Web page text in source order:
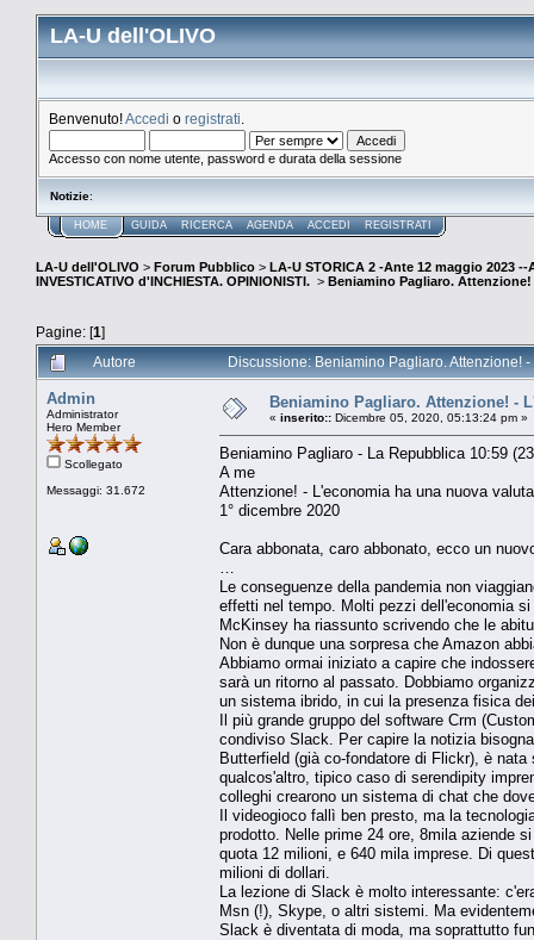
LA-U dell'OLIVO
Benvenuto!Accedi o registrati
Accesso con nome utente, password e durata della sessione
Notizie:
HOME GUIDA RICERCA AGENDA ACCEDI REGISTRATI
LA-U dell'OLIVO > Forum Pubblico > LA-U STORICA 2 -Ante 12 maggio 2023 --
INVESTICATIVO d'INCHIESTA. OPINIONISTI. > Beniamino Pagliaro.
Pagine: [1]
Autore
Discussione: Beniamino Pagliaro. Attenzione!
Admin
Administrator
Hero Member
Scollegato
Messaggi: 31.672
Beniamino Pagliaro. Attenzione! -
« inserito:: Dicembre 05, 2020, 05:13:24 pm »
Beniamino Pagliaro - La Repubblica 10:59
A me
Attenzione! - L'economia ha una nuova valuta
1° dicembre 2020
Cara abbonata, caro abbonato, ecco un
Le conseguenze della pandemia non
effetti nel tempo. Molti pezzi dell'economia
McKinsey ha riassunto scrivendo che le
Non è dunque una sorpresa che Amazon
Abbiamo ormai iniziato a capire che
sarà un ritorno al passato. Dobbiamo
un sistema ibrido, in cui la presenza fisica
Il più grande gruppo del software Crm
condiviso Slack. Per capire la notizia
Butterfield (già co-fondatore di Flickr), è
qualcos'altro, tipico caso di serendipity
colleghi crearono un sistema di chat che
Il videogioco fallì ben presto, ma la
prodotto. Nelle prime 24 ore, 8mila aziende
quota 12 milioni, e 640 mila imprese. Di
milioni di dollari.
La lezione di Slack è molto interessante:
Msn (!), Skype, o altri sistemi. Ma
Slack è diventata di moda, ma soprattutto